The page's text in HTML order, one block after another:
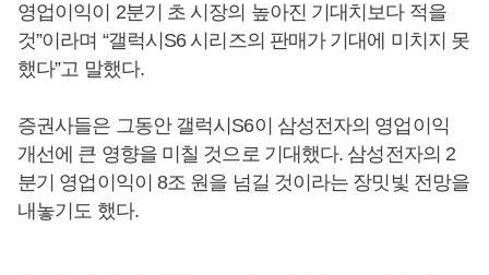
영업이익이 2분기 초 시장의 높아진 기대치보다 적을
것”이라며 “갤럭시S6 시리즈의 판매가 기대에 미치지 못
했다”고 말했다.
증권사들은 그동안 갤럭시S6이 삼성전자의 영업이익
개선에 큰 영향을 미칠 것으로 기대했다. 삼성전자의 2
분기 영업이익이 8조 원을 넘길 것이라는 장밋빛 전망을
내놓기도 했다.